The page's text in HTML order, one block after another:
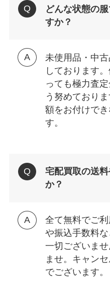
どんな状態の
すか？
未使用品・中
しております
っても極力査
う努めており
額をお付けで
す。
宅配買取の送
か？
全て無料でご
や振込手数料
一切ございま
ませ。キャン
でございます。